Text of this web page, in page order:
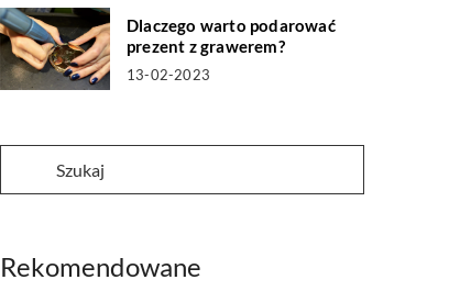
Dlaczego warto podarować
prezent z grawerem?
13-02-2023
Rekomendowane